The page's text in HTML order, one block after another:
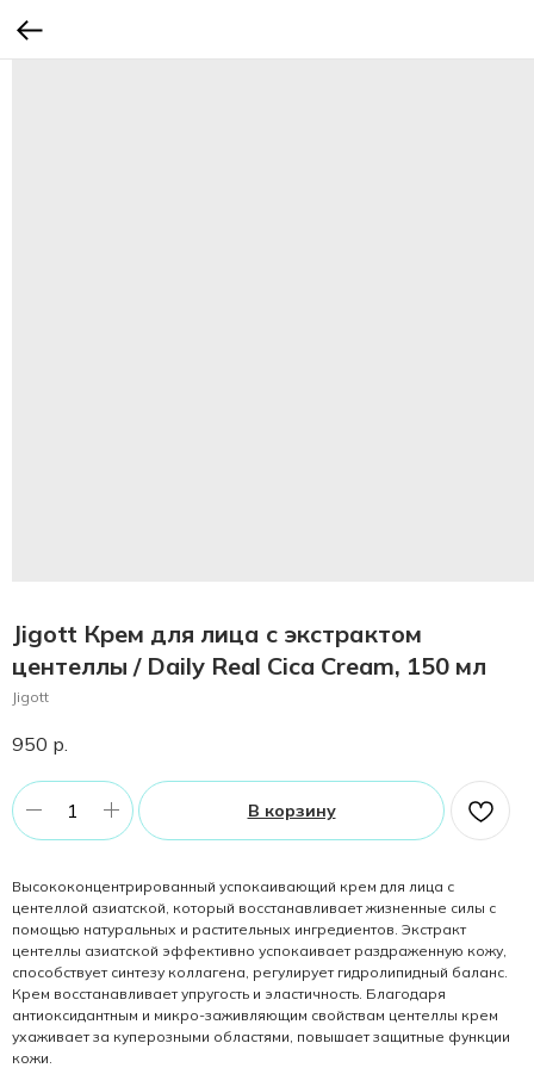
Jigott Крем для лица с экстрактом
центеллы / Daily Real Cica Cream, 150 мл
Jigott
950 р.
В корзину
Высококонцентрированный успокаивающий крем для лица с
центеллой азиатской, который восстанавливает жизненные силы с
помощью натуральных и растительных ингредиентов. Экстракт
центеллы азиатской эффективно успокаивает раздраженную кожу,
способствует синтезу коллагена, регулирует гидролипидный баланс.
Крем восстанавливает упругость и эластичность. Благодаря
антиоксидантным и микро-заживляющим свойствам центеллы крем
ухаживает за куперозными областями, повышает защитные функции
кожи.